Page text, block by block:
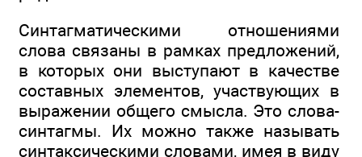
Синтагматическими отношениями
слова связаны в рамках предложений,
в которых они выступают в качестве
составных элементов, участвующих в
выражении общего смысла. Это слова-
синтагмы. Их можно также называть
синтаксическими словами, имея в виду